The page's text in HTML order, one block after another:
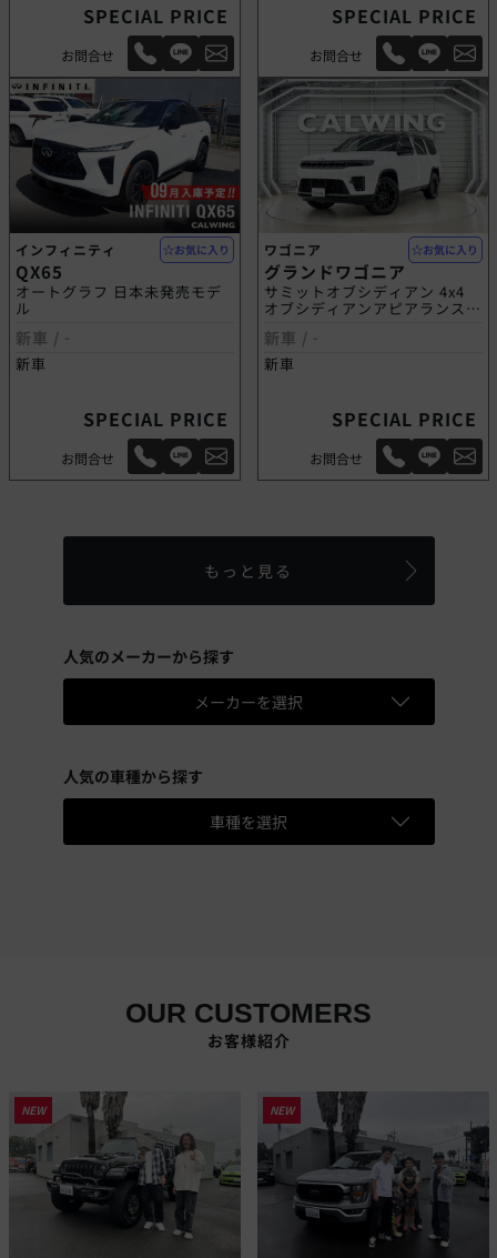
SPECIAL PRICE
お問合せ
SPECIAL PRICE
お問合せ
お気に入り
インフィニティ
QX65
オートグラフ 日本未発売モデ
ル
新車 / -
新車
SPECIAL PRICE
お問合せ
お気に入り
ワゴニア
グランドワゴニア
サミットオブシディアン 4x4
オブシディアンアピアランスパ
新車 / -
新車
SPECIAL PRICE
お問合せ
もっと見る
人気のメーカーから探す
メーカーを選択
人気の車種から探す
車種を選択
OUR CUSTOMERS
お客様紹介
NEW NEW